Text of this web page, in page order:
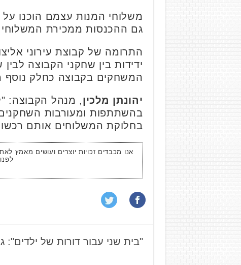
משלוחי המנות עצמם הוכנו
גם ההכנסות ממכירת
התרומה של קבוצת עירוני
ידידות בין שחקני הקבוצה
המשחקים בקבוצה כחלק נוסף
יהונתן מלכין, מנהל הקבוצה:
בהשתתפות ומעורבות
בחלוקת המשלוחים אותם רכשו
אנו מכבדים זכויות יוצרים ועושים מאמץ
"בית שני עבור דורות של